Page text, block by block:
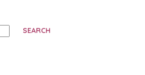
SEARCH